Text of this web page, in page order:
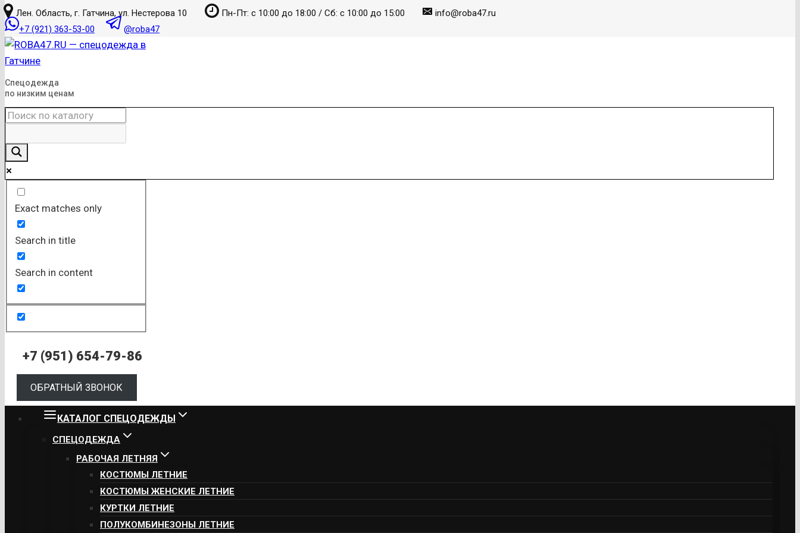
к
содержанию
Лен. Область, г. Гатчина, ул. Нестерова 10 Пн-Пт: с 10:00 до 18:00 / Сб: с 10:00 до 15:00
info@roba47.ru
+7 (921) 363-53-00
@roba47
Спецодежда
по низким ценам
Exact matches only
Search in title
Search in content
+7 (951) 654-79-86
ОБРАТНЫЙ ЗВОНОК
КАТАЛОГ СПЕЦОДЕЖДЫ
СПЕЦОДЕЖДА
РАБОЧАЯ ЛЕТНЯЯ
КОСТЮМЫ ЛЕТНИЕ
КОСТЮМЫ ЖЕНСКИЕ ЛЕТНИЕ
КУРТКИ ЛЕТНИЕ
ПОЛУКОМБИНЕЗОНЫ ЛЕТНИЕ